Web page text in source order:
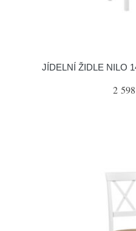
JÍDELNÍ ŽIDLE NILO
2